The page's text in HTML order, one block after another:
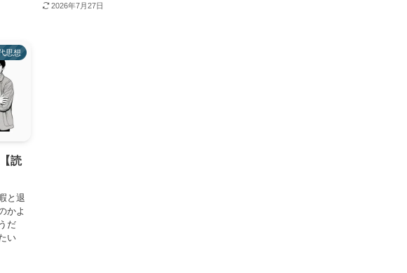
2026年7月27日
思想
読
と退
かよ
だ
い